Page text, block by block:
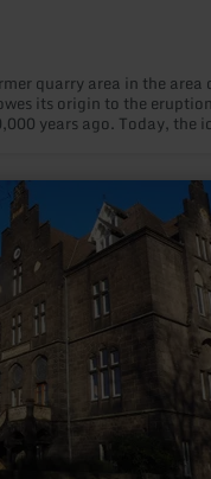
quarry area in the area
its origin to the
Today, the idyllic